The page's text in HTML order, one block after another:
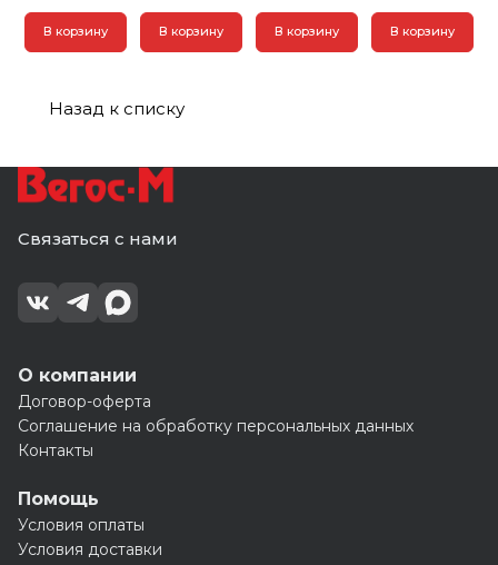
В корзину В корзину В корзину В корзину
Назад к списку
Связаться с нами
О компании
Договор-оферта
Соглашение на обработку персональных данных
Контакты
Помощь
Условия оплаты
Условия доставки